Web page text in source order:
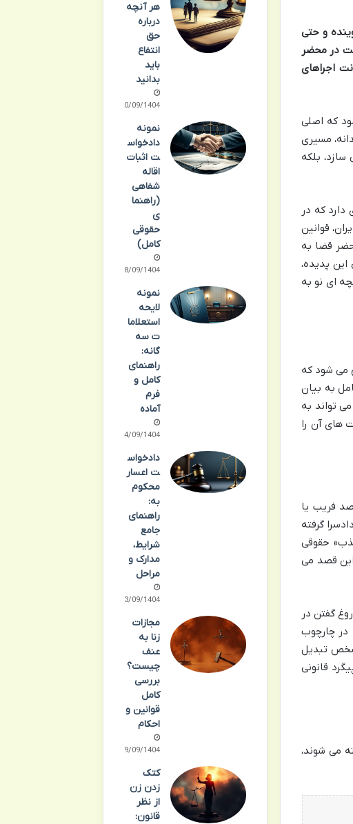
و حتی
در محضر
اجراهای
که اصلی
مسیری
بلکه
دارد که در
قوانین
قضا به
پدیده،
ای نو به
می شود که
به بیان
تواند به
های آن را
فریب یا
گرفته
حقوقی
این قصد می
گفتن در
در چارچوب
تبدیل
قانونی
می شوند،
هر آنچه
درباره
حق
انتفاع
باید
بدانید
30/09/1404
نمونه
دادخواس
ت اثبات
اقاله
شفاهی
(راهنما
ی
حقوقی
کامل)
28/09/1404
نمونه
لایحه
استعلاما
ت سه
گانه:
راهنمای
کامل و
فرم
آماده
24/09/1404
دادخواس
ت اعسار
محکوم
به:
راهنمای
جامع
شرایط،
مدارک و
مراحل
23/09/1404
مجازات
زنا به
عنف
چیست؟
بررسی
کامل
قوانین و
احکام
19/09/1404
کتک
زدن زن
از نظر
قانون: